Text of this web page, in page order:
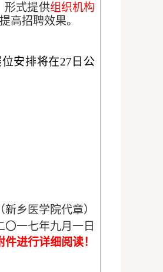
形式提供组织机构
高招聘效果。
安排将在27日公
乡医学院代章）
〇一七年九月一日
进行详细阅读！